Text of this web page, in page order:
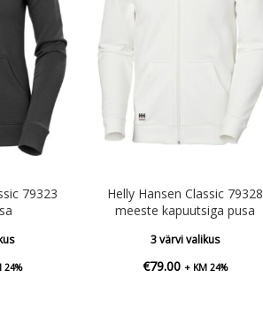
79323
24%
Helly Hansen Classic 79328
meeste kapuutsiga pusa
3 värvi valikus
€79.00 + KM 24%